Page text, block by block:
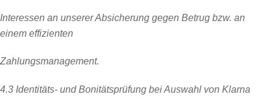
Interessen an unserer Absicherung gegen Betrug bzw. an
einem effizienten
Zahlungsmanagement.
4.3 Identitäts- und Bonitätsprüfung bei Auswahl von Klarna